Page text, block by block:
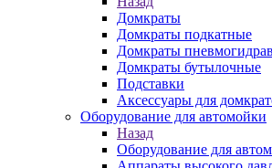
Домкраты
Домкраты подкатные
Домкраты
Домкраты бутылочные
Подставки
Аксессуары для
Оборудование для автомойки
Назад
Оборудование для